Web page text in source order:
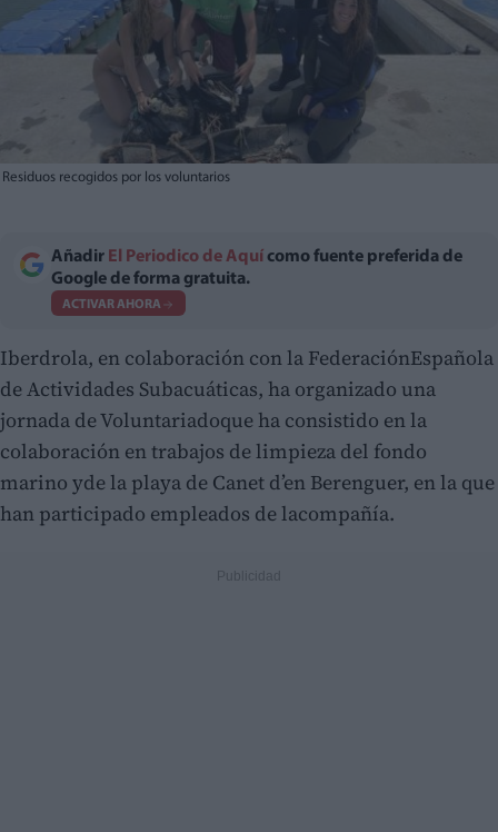
Residuos recogidos por los voluntarios
Añadir El Periodico de Aquí como fuente preferida de
Google de forma gratuita.
ACTIVAR AHORA
Iberdrola, en colaboración con la FederaciónEspañola
de Actividades Subacuáticas, ha organizado una
jornada de Voluntariadoque ha consistido en la
colaboración en trabajos de limpieza del fondo
marino yde la playa de Canet d’en Berenguer, en la que
han participado empleados de lacompañía.